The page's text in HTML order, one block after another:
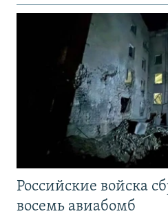
Российские войска
восемь авиабомб